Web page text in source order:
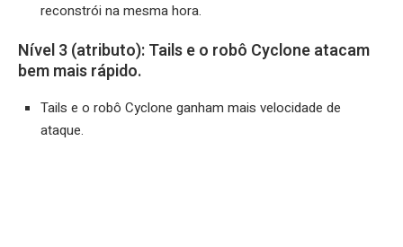
reconstrói na mesma hora.
Nível 3 (atributo): Tails e o robô Cyclone atacam
bem mais rápido.
Tails e o robô Cyclone ganham mais velocidade de
ataque.